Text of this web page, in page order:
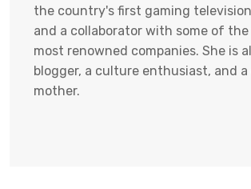
the country's first gaming
and a collaborator with some of
most renowned companies. She is
blogger, a culture enthusiast, and
mother.